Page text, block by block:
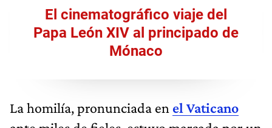
El cinematográfico viaje del
Papa León XIV al principado de
Mónaco
La homilía, pronunciada en el Vaticano